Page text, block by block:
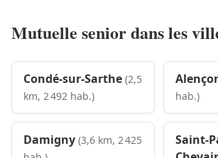
Mutuelle senior dans les
Condé-sur-Sarthe (2,5
km, 2 492 hab.)
hab.)
Damigny (3,6 km, 2 425
Saint-